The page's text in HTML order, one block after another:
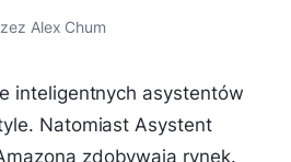
Alex Chum
inteligentnych asystentów
Natomiast Asystent
zdobywają rynek.